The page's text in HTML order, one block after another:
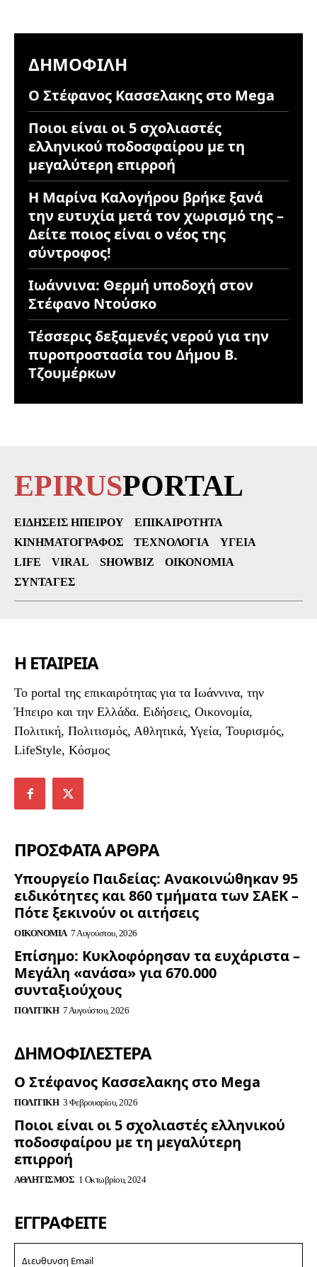
ΔΗΜΟΦΙΛΉ
Ο Στέφανος Κασσελακης στο Mega
Ποιοι είναι οι 5 σχολιαστές
ελληνικού ποδοσφαίρου με τη
μεγαλύτερη επιρροή
Η Μαρίνα Καλογήρου βρήκε ξανά
την ευτυχία μετά τον χωρισμό της –
Δείτε ποιος είναι ο νέος της
σύντροφος!
Ιωάννινα: Θερμή υποδοχή στον
Στέφανο Ντούσκο
Τέσσερις δεξαμενές νερού για την
πυροπροστασία του Δήμου Β.
Τζουμέρκων
EPIRUSPORTAL
ΕΙΔΉΣΕΙΣ ΗΠΕΊΡΟΥ
ΕΠΙΚΑΙΡΌΤΗΤΑ
ΚΙΝΗΜΑΤΟΓΡΆΦΟΣ
ΤΕΧΝΟΛΟΓΊΑ
ΥΓΕΊΑ
LIFE
VIRAL SHOWBIZ
ΟΙΚΟΝΟΜΊΑ
ΣΥΝΤΑΓΈΣ
Η ΕΤΑΙΡΕΙΑ
To portal της επικαιρότητας για τα Ιωάννινα, την
Ήπειρο και την Ελλάδα. Ειδήσεις, Οικονομία,
Πολιτική, Πολιτισμός, Αθλητικά, Υγεία, Τουρισμός,
LifeStyle, Κόσμος
ΠΡΟΣΦΑΤΑ ΑΡΘΡΑ
Υπουργείο Παιδείας: Ανακοινώθηκαν 95
ειδικότητες και 860 τμήματα των ΣΑΕΚ –
Πότε ξεκινούν οι αιτήσεις
ΟΙΚΟΝΟΜΊΑ 7 Αυγούστου, 2026
Επίσημο: Κυκλοφόρησαν τα ευχάριστα –
Μεγάλη «ανάσα» για 670.000
συνταξιούχους
ΠΟΛΙΤΙΚΉ 7 Αυγούστου, 2026
ΔΗΜΟΦΙΛΈΣΤΕΡΑ
Ο Στέφανος Κασσελακης στο Mega
ΠΟΛΙΤΙΚΉ 3 Φεβρουαρίου, 2026
Ποιοι είναι οι 5 σχολιαστές ελληνικού
ποδοσφαίρου με τη μεγαλύτερη
επιρροή
ΑΘΛΗΤΙΣΜΌΣ 1 Οκτωβρίου, 2024
ΕΓΓΡΑΦΕΊΤΕ